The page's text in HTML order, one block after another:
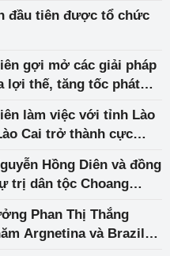
đầu tiên được tổ chức
gợi mở các giải pháp
lợi thế, tăng tốc phát
làm việc với tỉnh Lào
Cai trở thành cực
Hồng Diên và đồng
trị dân tộc Choang
Phan Thị Thắng
Argnetina và Brazil